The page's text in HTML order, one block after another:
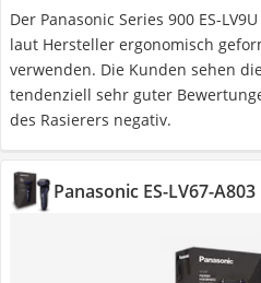
Der Panasonic Series 900 ES-
laut Hersteller ergonomisch
verwenden. Die Kunden sehen
tendenziell sehr guter
des Rasierers negativ.
Panasonic ES-LV67-A803